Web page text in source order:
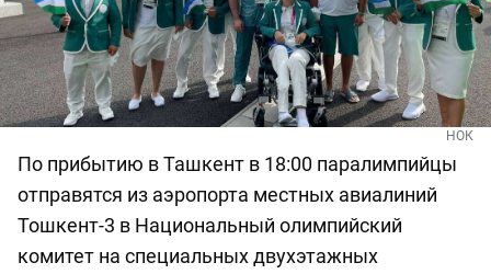
НОК
По прибытию в Ташкент в 18:00 паралимпийцы
отправятся из аэропорта местных авиалиний
Тошкент-3 в Национальный олимпийский
комитет на специальных двухэтажных